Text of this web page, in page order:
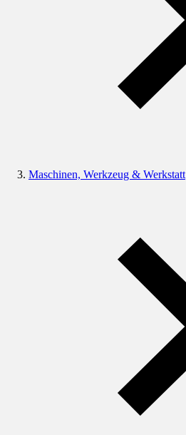
Maschinen, Werkzeug & Werkstatt